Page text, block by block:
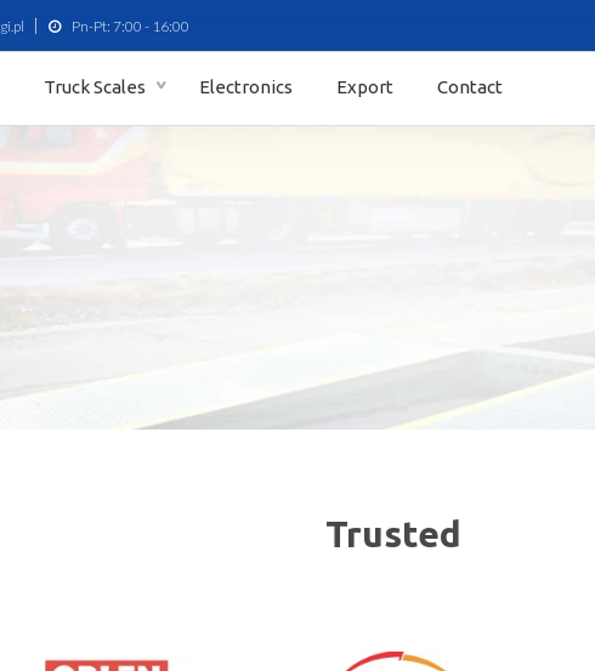
Pn-Pt: 7:00 - 16:00
Truck Scales Electronics Export Contact
Trusted